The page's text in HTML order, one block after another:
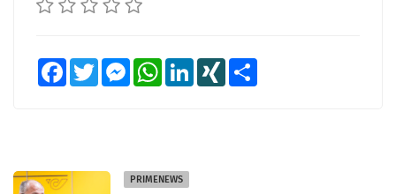
FacebookTwitter MessengerWhatsAppLinkedInXING
PRIMENEWS